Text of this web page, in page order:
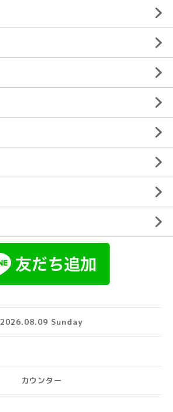
2026.08.09 Sunday
カウンター